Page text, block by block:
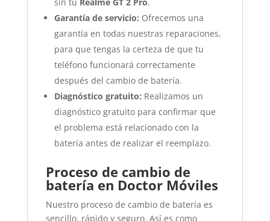
Garantía de servicio: Ofrecemos una
garantía en todas nuestras reparaciones,
para que tengas la certeza de que tu
teléfono funcionará correctamente
después del cambio de batería.
Diagnóstico gratuito: Realizamos un
diagnóstico gratuito para confirmar que
el problema está relacionado con la
batería antes de realizar el reemplazo.
Proceso de cambio de
batería en Doctor Móviles
Nuestro proceso de cambio de batería es
sencillo, rápido y seguro. Así es como